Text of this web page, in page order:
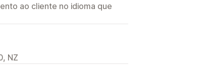
ao cliente no idioma que
NZ